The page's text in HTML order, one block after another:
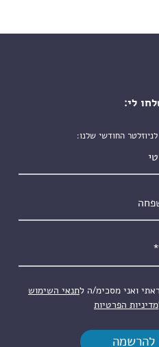
לי:
החודשי שלנו:
*ואני מסכימ/ה לתנאי השימוש
מדיניות הפרטיות